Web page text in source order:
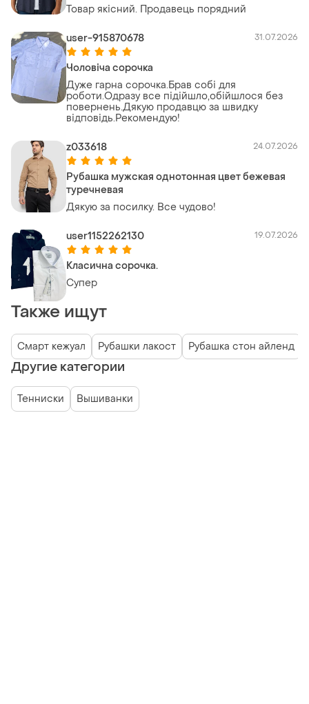
Товар якісний. Продавець порядний
user-915870678 31.07.2026
Чоловіча сорочка
Дуже гарна сорочка.Брав собі для
роботи.Одразу все підійшло,обійшлося без
повернень.Дякую продавцю за швидку
відповідь.Рекомендую!
z033618 24.07.2026
Рубашка мужская однотонная цвет бежевая
туречневая
Дякую за посилку. Все чудово!
user1152262130 19.07.2026
Класична сорочка.
Супер
Также ищут
Смарт кежуал Рубашки лакост Рубашка стон айленд
Другие категории
Тенниски Вышиванки